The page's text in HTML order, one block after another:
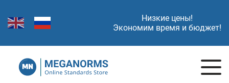
Низкие цены!
Экономим время и бюджет!